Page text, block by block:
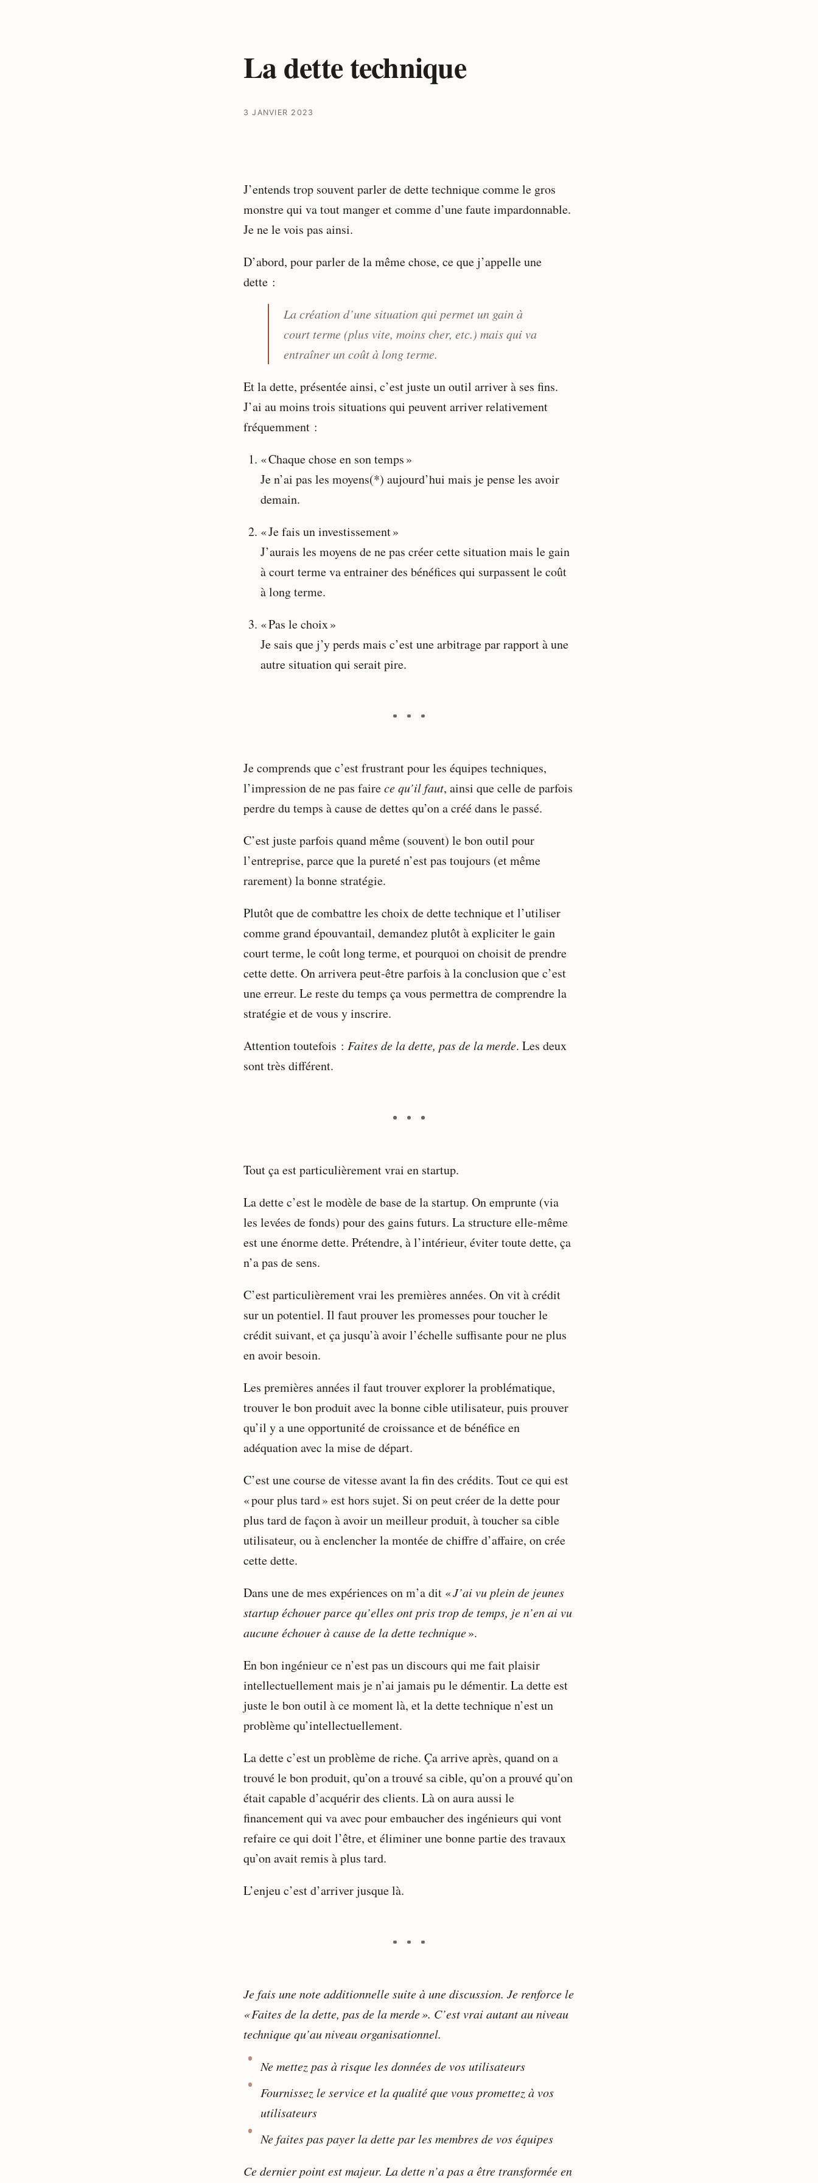
La dette technique
3 JANVIER 2023
J’entends trop souvent parler de dette technique comme le gros
monstre qui va tout manger et comme d’une faute impardonnable.
Je ne le vois pas ainsi.
D’abord, pour parler de la même chose, ce que j’appelle une
dette :
La création d’une situation qui permet un gain à
court terme (plus vite, moins cher, etc.) mais qui va
entraîner un coût à long terme.
Et la dette, présentée ainsi, c’est juste un outil arriver à ses fins.
J’ai au moins trois situations qui peuvent arriver relativement
fréquemment :
« Chaque chose en son temps »
Je n’ai pas les moyens(*) aujourd’hui mais je pense les avoir
demain.
« Je fais un investissement »
J’aurais les moyens de ne pas créer cette situation mais le gain
à court terme va entrainer des bénéfices qui surpassent le coût
à long terme.
« Pas le choix »
Je sais que j’y perds mais c’est une arbitrage par rapport à une
autre situation qui serait pire.
Je comprends que c’est frustrant pour les équipes techniques,
l’impression de ne pas fairece qu’il faut, ainsi que celle de parfois
perdre du temps à cause de dettes qu’on a créé dans le passé.
C’est juste parfois quand même (souvent) le bon outil pour
l’entreprise, parce que la pureté n’est pas toujours (et même
rarement) la bonne stratégie.
Plutôt que de combattre les choix de dette technique et l’utiliser
comme grand épouvantail, demandez plutôt à expliciter le gain
court terme, le coût long terme, et pourquoi on choisit de prendre
cette dette. On arrivera peut-être parfois à la conclusion que c’est
une erreur. Le reste du temps ça vous permettra de comprendre la
stratégie et de vous y inscrire.
Attention toutefois : Faites de la dette, pas de la merde. Les deux
sont très différent.
Tout ça est particulièrement vrai en startup.
La dette c’est le modèle de base de la startup. On emprunte (via
les levées de fonds) pour des gains futurs. La structure elle-même
est une énorme dette. Prétendre, à l’intérieur, éviter toute dette, ça
n’a pas de sens.
C’est particulièrement vrai les premières années. On vit à crédit
sur un potentiel. Il faut prouver les promesses pour toucher le
crédit suivant, et ça jusqu’à avoir l’échelle suffisante pour ne plus
en avoir besoin.
Les premières années il faut trouver explorer la problématique,
trouver le bon produit avec la bonne cible utilisateur, puis prouver
qu’il y a une opportunité de croissance et de bénéfice en
adéquation avec la mise de départ.
C’est une course de vitesse avant la fin des crédits. Tout ce qui est
« pour plus tard » est hors sujet. Si on peut créer de la dette pour
plus tard de façon à avoir un meilleur produit, à toucher sa cible
utilisateur, ou à enclencher la montée de chiffre d’affaire, on crée
cette dette.
Dans une de mes expériences on m’a dit «J’ai vu plein de jeunes
startup échouer parce qu’elles ont pris trop de temps, je n’en ai vu
aucune échouer à cause de la dette technique».
En bon ingénieur ce n’est pas un discours qui me fait plaisir
intellectuellement mais je n’ai jamais pu le démentir. La dette est
juste le bon outil à ce moment là, et la dette technique n’est un
problème qu’intellectuellement.
La dette c’est un problème de riche. Ça arrive après, quand on a
trouvé le bon produit, qu’on a trouvé sa cible, qu’on a prouvé qu’on
était capable d’acquérir des clients. Là on aura aussi le
financement qui va avec pour embaucher des ingénieurs qui vont
refaire ce qui doit l’être, et éliminer une bonne partie des travaux
qu’on avait remis à plus tard.
L’enjeu c’est d’arriver jusque là.
Je fais une note additionnelle suite à une discussion. Je renforce le
« Faites de la dette, pas de la merde ». C’est vrai autant au niveau
technique qu’au niveau organisationnel.
Ne mettez pas à risque les données de vos utilisateurs
Fournissez le service et la qualité que vous promettez à vos
utilisateurs
Ne faites pas payer la dette par les membres de vos équipes
Ce dernier point est majeur. La dette n’a pas a être transformée en